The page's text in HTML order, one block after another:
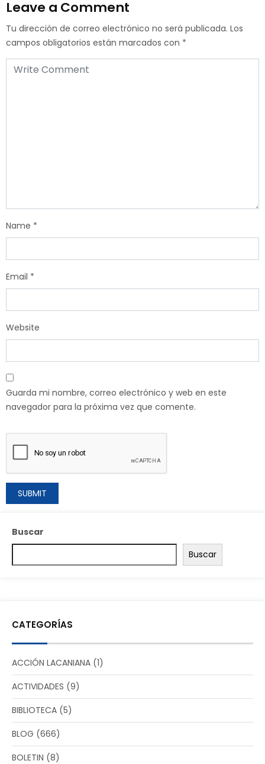
Leave a Comment
Tu dirección de correo electrónico no será publicada. Los
campos obligatorios están marcados con *
Name *
Email *
Website
Guarda mi nombre, correo electrónico y web en este
navegador para la próxima vez que comente.
Buscar
Buscar
CATEGORÍAS
ACCIÓN LACANIANA (1)
ACTIVIDADES (9)
BIBLIOTECA (5)
BLOG (666)
BOLETIN (8)